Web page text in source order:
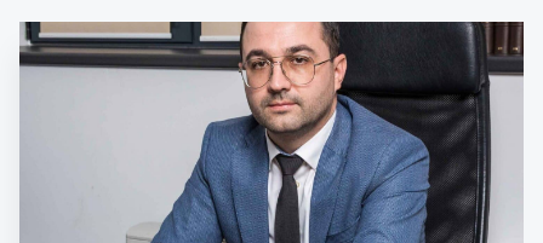
Search Avocat Bogdan